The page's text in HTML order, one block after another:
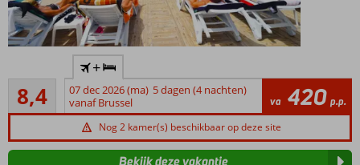
Al jarenlang
favoriet
familiehotel
met een
privéstrand
8,4
Zeer goed
591
beoordelingen
+
07 dec 2026 (ma) 5 dagen (4 nachten)
vanaf Brussel
va 420 p.p.
Nog 2 kamer(s) beschikbaar op deze site